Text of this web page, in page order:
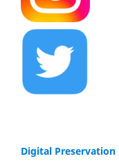
Digital Preservation